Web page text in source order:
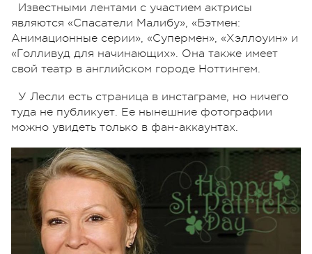
Известными лентами с участием актрисы
являются «Спасатели Малибу», «Бэтмен:
Анимационные серии», «Супермен», «Хэллоуин» и
«Голливуд для начинающих». Она также имеет
свой театр в английском городе Ноттингем.
У Лесли есть страница в инстаграме, но ничего
туда не публикует. Ее нынешние фотографии
можно увидеть только в фан-аккаунтах.